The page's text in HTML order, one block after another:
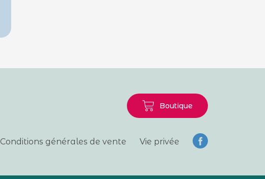
Boutique
Conditions générales de vente Vie privée